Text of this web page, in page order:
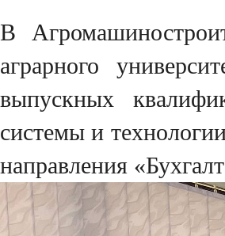
В
аграрного
выпускных
системы и
направления